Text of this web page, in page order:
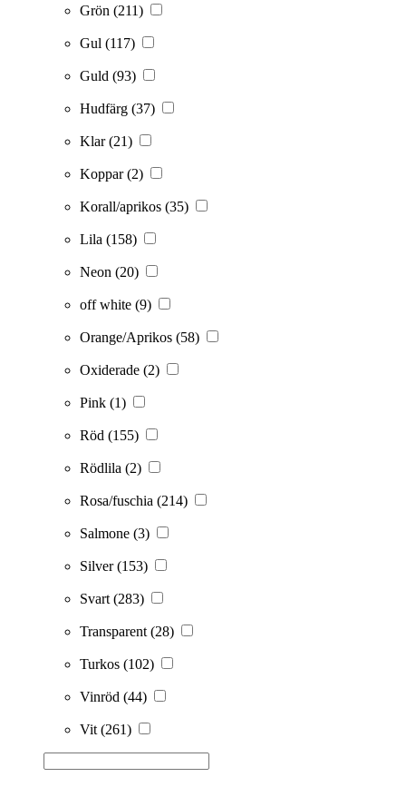
Grön (211)
Gul (117)
Guld (93)
Hudfärg (37)
Klar(21)
Koppar(2)
Korall/aprikos (35)
Lila (158)
Neon (20)
off white (9)
Orange/Aprikos (58)
Oxiderade (2)
Pink (1)
Röd (155)
Rödlila (2)
Rosa/fuschia (214)
Salmone (3)
Silver(153)
Svart (283)
Transparent (28)
Turkos (102)
Vinröd (44)
Vit (261)